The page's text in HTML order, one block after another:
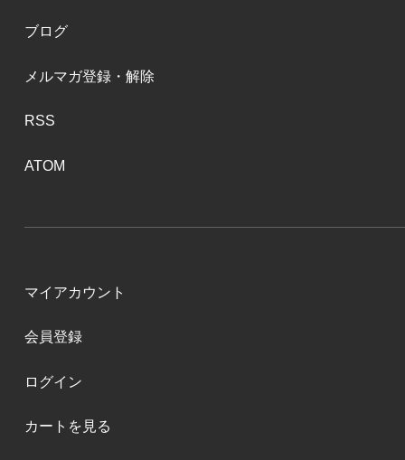
ブログ
メルマガ登録・解除
RSS
ATOM
マイアカウント
会員登録
ログイン
カートを見る